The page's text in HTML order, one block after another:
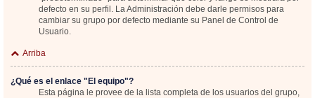
defecto en su perfil. La Administración debe darle permisos para
cambiar su grupo por defecto mediante su Panel de Control de
Usuario.
Arriba
¿Qué es el enlace "El equipo"?
Esta página le provee de la lista completa de los usuarios del grupo,